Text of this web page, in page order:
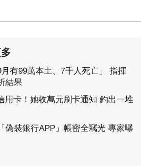
有99萬本土、7千人死亡」 指揮
結果
用卡！她收萬元刷卡通知 釣出一堆
偽裝銀行APP」帳密全竊光 專家曝